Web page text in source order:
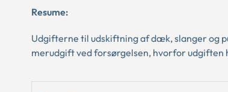
Resume:
Udgifterne til udskiftning af dæk, slanger og
merudgift ved forsørgelsen, hvorfor udgiften